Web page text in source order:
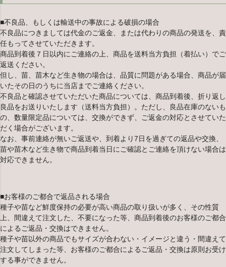
■不良品、もしくは輸送中の事故による破損の場合
不良品につきましては代金のご返金、または代わりの商品の発送を、責
任もってさせていただきます。
商品到着後７日以内にご連絡の上、商品を送料当方負担（着払い）でご
返送ください。
但し、苗、苗木など生き物の場合は、品質に問題がある場合、商品が届
いたその日のうちに当店までご連絡ください。
不良品と確認させていただいた商品については、商品到着後、折り返し
良品をお送りいたします（送料当方負担）。ただし、良品在庫のないも
の、数量限定品については、交換ができず、ご返金の対応とさせていた
だく場合がございます。
なお、事前連絡が無いご返送や、到着より7日を過ぎての返品や交換、
苗や苗木など生き物で商品到着当日にご確認とご連絡を頂けない場合は
対応できません。
■お客様のご都合で返品される場合
種子や苗など鮮度保持の必要が高い商品の取り扱いが多く、その性質
上、間違えて注文した、不要になった等、商品到着後のお客様のご都合
によるご返品・交換はできません。
種子や苗以外の商品でもサイズが合わない・イメージと違う・間違えて
注文してしまった等、お客様のご都合によるご返品・交換は原則お受け
する事ができません。